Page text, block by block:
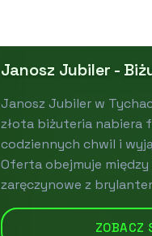
Janosz Jubiler -
Janosz Jubiler w
złota biżuteria nabiera
codziennych chwil i
Oferta obejmuje
zaręczynowe z
ZOBACZ